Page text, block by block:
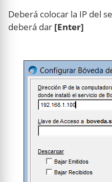
Deberá colocar la IP del
deberá dar [Enter]